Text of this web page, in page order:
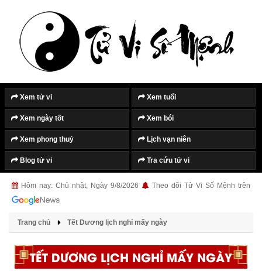
Xem tử vi Xem tuổi
Xem ngày tốt Xem bói
Xem phong thuỷ Lịch vạn niên
Blog tử vi Tra cứu tử vi
Hôm nay: Chủ nhật, Ngày 9/8/2026 Theo dõi Tử Vi Số Mệnh trên
Trang chủ Tết Dương lịch nghỉ mấy ngày
TẾT DƯƠNG LỊCH NGHỈ MẤY NGÀY